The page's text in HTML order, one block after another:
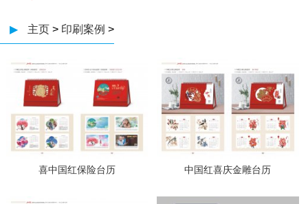
▶ 主页 > 印刷案例 >
喜中国红保险台历 中国红喜庆金雕台历